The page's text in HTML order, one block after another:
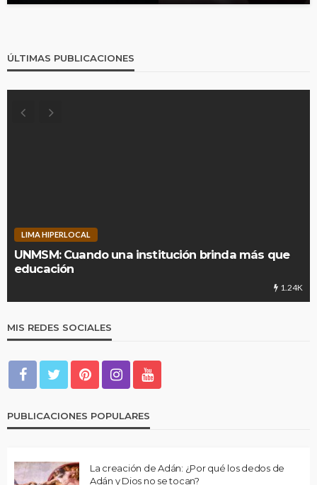
ÚLTIMAS PUBLICACIONES
LIMA HIPERLOCAL
UNMSM: Cuando una institución brinda más que
educación
1.24K
MIS REDES SOCIALES
PUBLICACIONES POPULARES
La creación de Adán: ¿Por qué los dedos de
Adán y Dios no se tocan?